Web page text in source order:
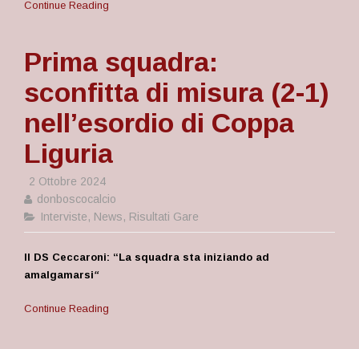
Continue Reading
Prima squadra:
sconfitta di misura (2-1)
nell’esordio di Coppa
Liguria
2 Ottobre 2024
donboscocalcio
Interviste, News, Risultati Gare
Il DS Ceccaroni: “La squadra sta iniziando ad
amalgamarsi“
Continue Reading